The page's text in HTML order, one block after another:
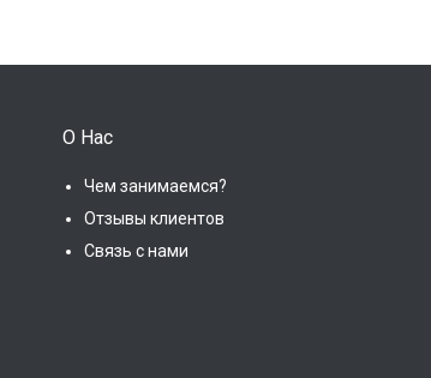
О Нас
Чем занимаемся?
Отзывы клиентов
Связь с нами